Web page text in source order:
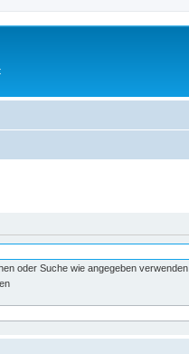
oder Suche wie angegeben verwenden